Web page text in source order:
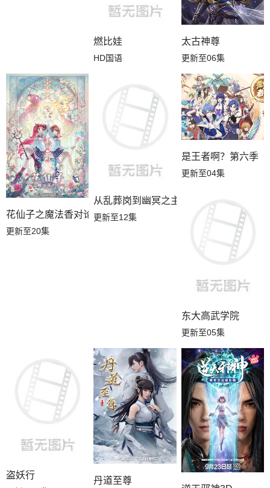
燃比娃
HD国语
太古神尊
更新至06集
花仙子之魔法香对论
更新至20集
从乱葬岗到幽冥之主
更新至12集
是王者啊？第六季
更新至04集
东大高武学院
更新至05集
盗妖行
丹道至尊